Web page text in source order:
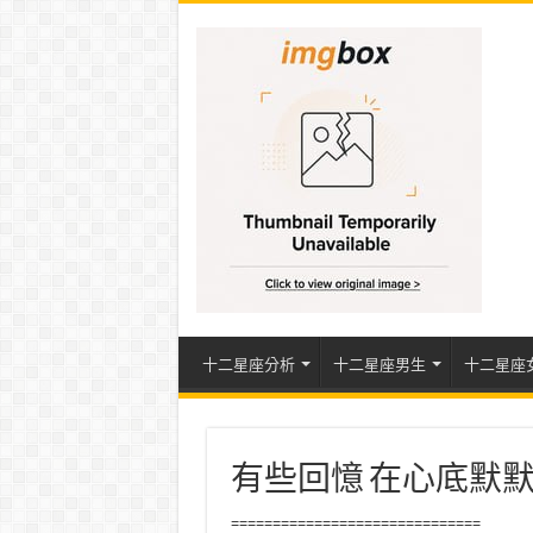
十二星座分析 十二星座男生 十二星座
有些回憶 在心底默
==============================